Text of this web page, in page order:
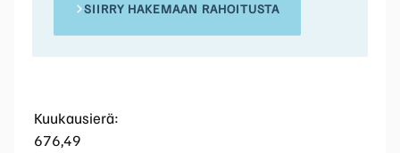
Kuukausierä:
676,49
SIIRRY HAKEMAAN RAHOITUSTA